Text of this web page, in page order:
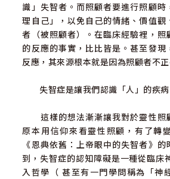
識」失智者。而照顧者要進行照顧時
理自己」，以免自己的情緒、價值觀
者（被照顧者）。在臨床經驗裡，照
的反應的事實，比比皆是。甚至發現
反應，其來源根本就是因為照顧者不
失智症是讓我們認識「人」的疾病
這樣的想法漸漸讓我對於靈性照
原本用信仰來看靈性照顧，有了轉
《恩典依舊：上帝眼中的失智者》
到，失智症的認知障礙是一種從臨床
入哲學（ 甚至有一門學問稱為「神